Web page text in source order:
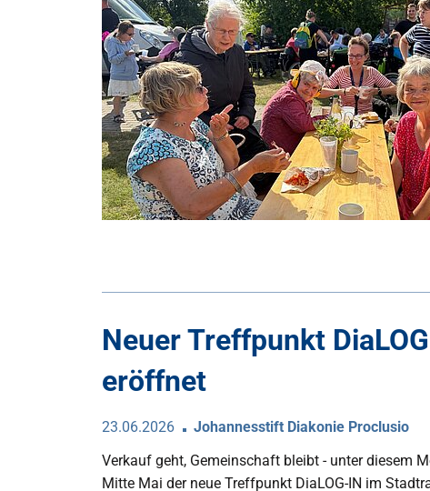
Neuer Treffpunkt
eröffnet
23.06.2026
Johannesstift Diakonie Proclusio
Verkauf geht, Gemeinschaft bleibt - unter diesem
Mitte Mai der neue Treffpunkt DiaLOG-IN im